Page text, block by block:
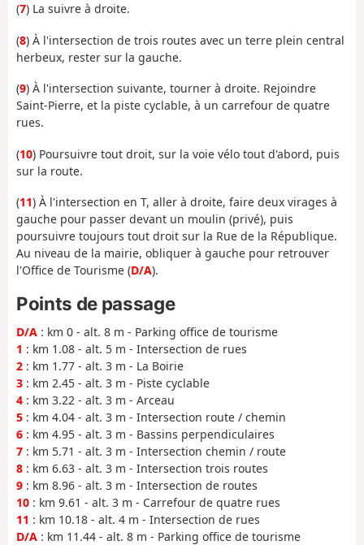
(7) La suivre à droite.
(8) À l'intersection de trois routes avec un terre plein central
herbeux, rester sur la gauche.
(9) À l'intersection suivante, tourner à droite. Rejoindre
Saint-Pierre, et la piste cyclable, à un carrefour de quatre
rues.
(10) Poursuivre tout droit, sur la voie vélo tout d'abord, puis
sur la route.
(11) À l'intersection en T, aller à droite, faire deux virages à
gauche pour passer devant un moulin (privé), puis
poursuivre toujours tout droit sur la Rue de la République.
Au niveau de la mairie, obliquer à gauche pour retrouver
l'Office de Tourisme (D/A).
Points de passage
D/A : km 0 - alt. 8 m - Parking office de tourisme
1 : km 1.08 - alt. 5 m - Intersection de rues
2 : km 1.77 - alt. 3 m - La Boirie
3 : km 2.45 - alt. 3 m - Piste cyclable
4 : km 3.22 - alt. 3 m - Arceau
5 : km 4.04 - alt. 3 m - Intersection route / chemin
6 : km 4.95 - alt. 3 m - Bassins perpendiculaires
7 : km 5.71 - alt. 3 m - Intersection chemin / route
8 : km 6.63 - alt. 3 m - Intersection trois routes
9 : km 8.96 - alt. 3 m - Intersection de routes
10 : km 9.61 - alt. 3 m - Carrefour de quatre rues
11 : km 10.18 - alt. 4 m - Intersection de rues
D/A : km 11.44 - alt. 8 m - Parking office de tourisme